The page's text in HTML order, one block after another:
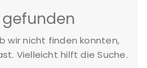
wir nicht finden konnten,
Vielleicht hilft die Suche.